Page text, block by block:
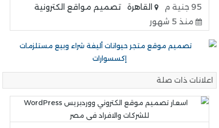
95 جنية م القاهرة
تصميم مواقع الكترونية
منذ 5 شهور
اعلانات ذات صلة